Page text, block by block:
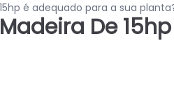
é adequado para a sua
De